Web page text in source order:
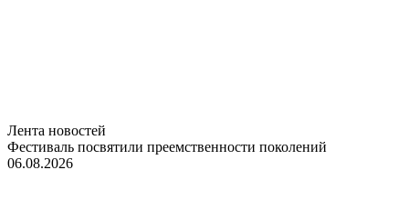
Лента новостей
Фестиваль посвятили преемственности поколений
06.08.2026